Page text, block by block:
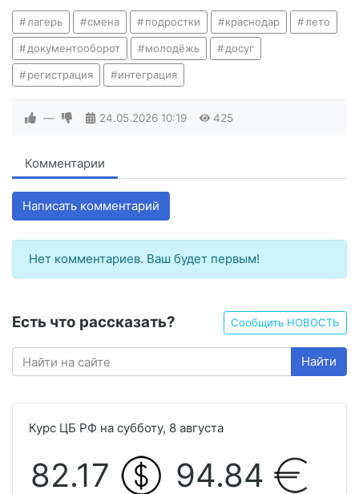
лагерь смена подростки краснодар лето
документооборот молодёжь досуг
регистрация интеграция
— 24.05.2026 10:19 425
Комментарии
Написать комментарий
Нет комментариев. Ваш будет первым!
Есть что рассказать? Сообщить НОВОСТЬ
Найти
Курс ЦБ РФ на субботу, 8 августа
82.17 94.84